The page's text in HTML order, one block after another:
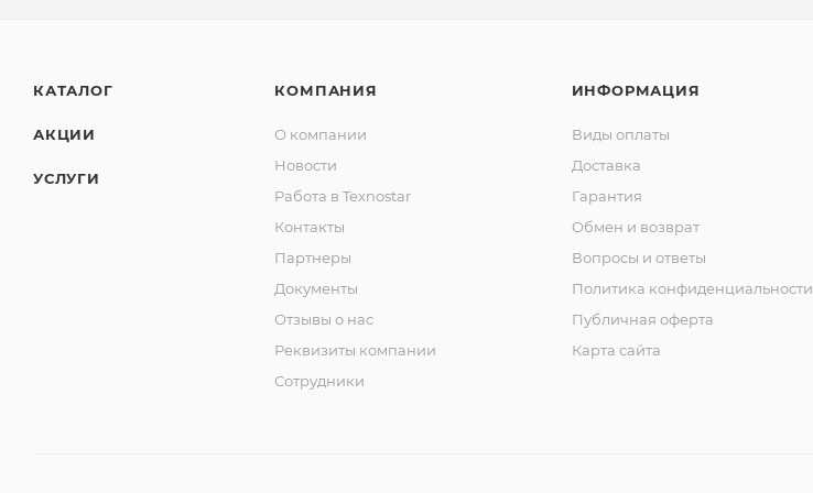
КАТАЛОГ
АКЦИИ
УСЛУГИ
КОМПАНИЯ
О компании
Новости
Работа в Texnostar
Контакты
Партнеры
Документы
Отзывы о нас
Реквизиты компании
Сотрудники
ИНФОРМАЦИЯ
Виды оплаты
Доставка
Гарантия
Обмен и возврат
Вопросы и ответы
Политика конфиденциальности
Публичная оферта
Карта сайта